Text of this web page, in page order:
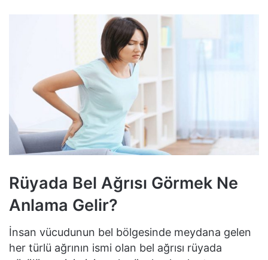
Rüyada Bel Ağrısı Görmek Ne
Anlama Gelir?
İnsan vücudunun bel bölgesinde meydana gelen
her türlü ağrının ismi olan bel ağrısı rüyada